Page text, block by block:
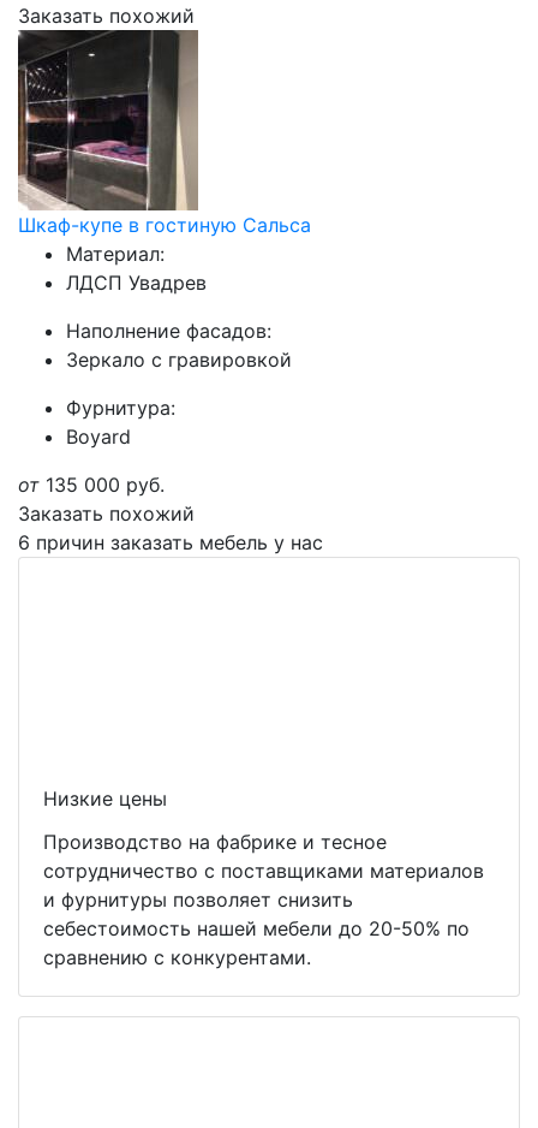
Заказать похожий
Шкаф-купе в гостиную Сальса
Материал:
ЛДСП Увадрев
Наполнение фасадов:
Зеркало с гравировкой
Фурнитура:
Boyard
от 135 000 руб.
Заказать похожий
6 причин заказать мебель у нас
Низкие цены
Производство на фабрике и тесное
сотрудничество с поставщиками материалов
и фурнитуры позволяет снизить
себестоимость нашей мебели до 20-50% по
сравнению с конкурентами.